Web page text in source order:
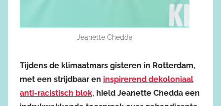
Jeanette Chedda
Tijdens de klimaatmars gisteren in Rotterdam,
met een strijdbaar en inspirerend dekoloniaal
anti-racistisch blok, hield Jeanette Chedda een